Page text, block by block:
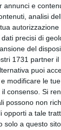
annunci e
analisi
precisi di
del
1731 partner
puoi
modificare le
consenso. Si
possono non
opporti a tale
solo a questo
di
del
e delle
del
nei lotti
stipulata con il